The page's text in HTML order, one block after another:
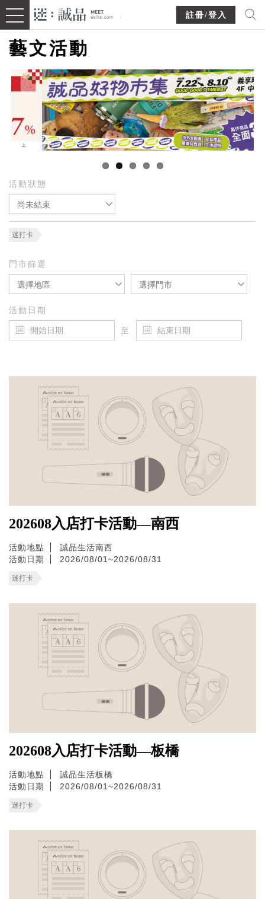
註冊/登入
藝文活動
活動狀態
尚未結束
迷打卡
門市篩選
選擇地區 選擇門市
活動日期
至
202608入店打卡活動—南西
活動地點
誠品生活南西
活動日期
2026/08/01~2026/08/31
迷打卡
202608入店打卡活動—板橋
活動地點
誠品生活板橋
活動日期
2026/08/01~2026/08/31
迷打卡